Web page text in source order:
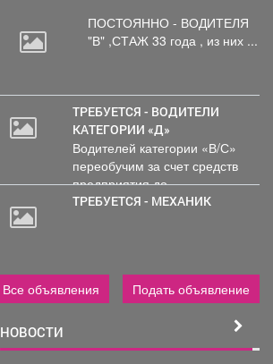
ПОСТОЯННО - ВОДИТЕЛЯ
"В" ,СТАЖ 33 года , из них ...
ТРЕБУЕТСЯ - ВОДИТЕЛИ
КАТЕГОРИИ «Д»
Водителей категории «В/С»
переобучим за счет средств
предприятия до...
ТРЕБУЕТСЯ - МЕХАНИК
Все объявления Подать объявление
НОВОСТИ